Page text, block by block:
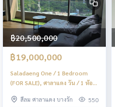
฿20,500,000
฿19,000,000
Saladaeng One / 1 Bedroom
(FOR SALE), ศาลาแดง วัน / 1 ห้อง
สีลม ศาลาแดง บางรัก
550